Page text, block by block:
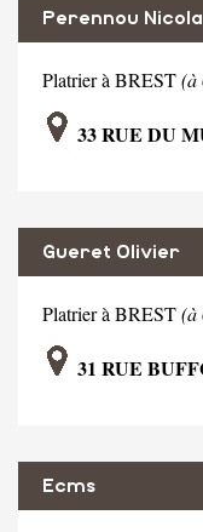
Perennou
Platrier à BREST(à
33 RUE DU
Gueret Olivier
Platrier à BREST(à
31 RUE
Ecms